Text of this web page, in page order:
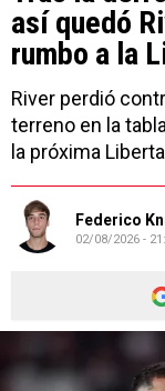
así quedó
rumbo a la
River perdió
terreno en la
la próxima
Federico
02/08/2026 -